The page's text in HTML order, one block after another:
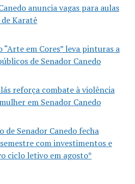
anuncia vagas para aulas
Karatê
“Arte em Cores” leva pinturas a
de Senador Canedo
reforça combate à violência
em Senador Canedo
de Senador Canedo fecha
com investimentos e
ciclo letivo em agosto*